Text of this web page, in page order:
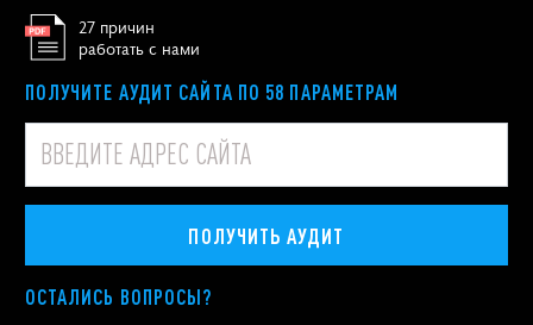
27 причин
работать с нами
ПОЛУЧИТЕ АУДИТ САЙТА ПО 58 ПАРАМЕТРАМ
ПОЛУЧИТЬ АУДИТ
ОСТАЛИСЬ ВОПРОСЫ?